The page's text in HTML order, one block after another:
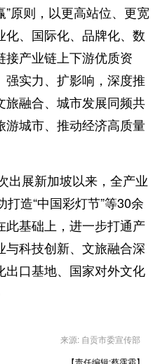
原则，以更高站位、更宽
、国际化、品牌化、数
产业链上下游优质资
实力、扩影响，深度推
旅融合、城市发展同频共
游城市、推动经济高质量
出展新加坡以来，全产业
造“中国彩灯节”等30余
此基础上，进一步打通产
科技创新、文旅融合深
出口基地、国家对外文化
来源: 自贡市委宣传部